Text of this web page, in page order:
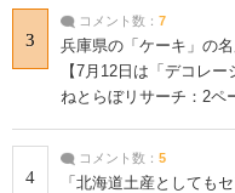
3
コメント数： 7
兵庫県の「ケーキ」の
【7月12日は「デコレ
ねとらぼリサーチ：2ペ
4
コメント数： 5
「北海道土産としても